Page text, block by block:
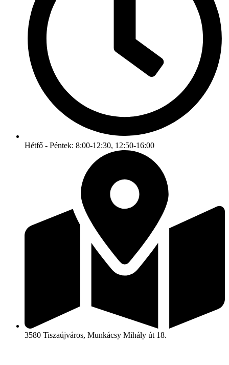
Hétfő - Péntek: 8:00-12:30, 12:50-16:00
3580 Tiszaújváros, Munkácsy Mihály út 18.